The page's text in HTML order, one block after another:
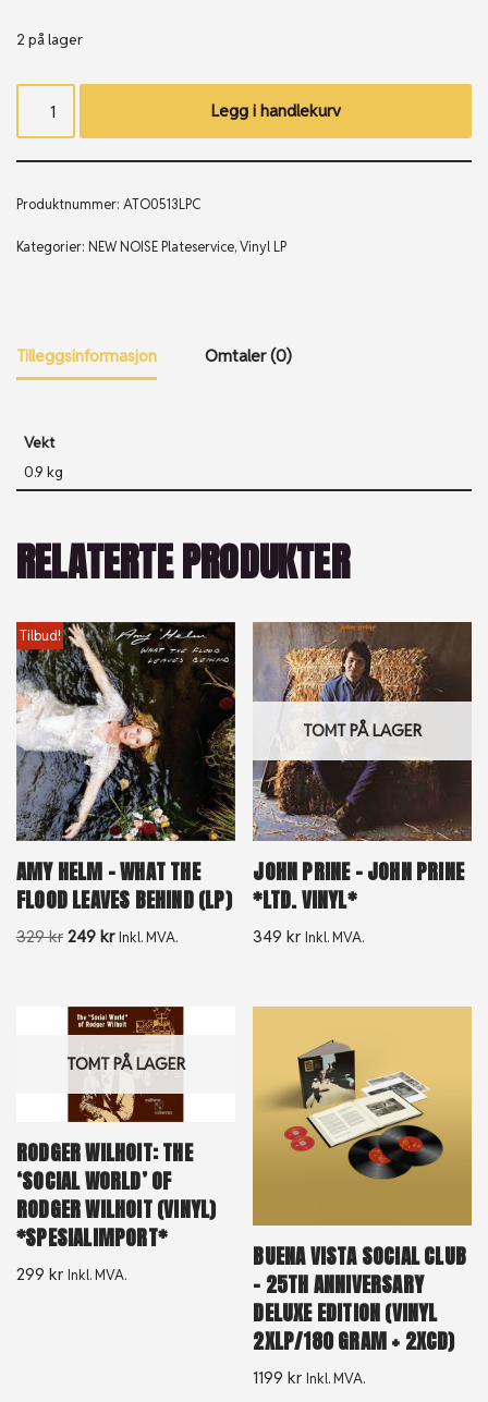
2 på lager
Legg i handlekurv
Produktnummer: ATO0513LPC
Kategorier: NEW NOISE Plateservice,Vinyl LP
Tilleggsinformasjon Omtaler (0)
Vekt
0.9 kg
RELATERTE PRODUKTER
Tilbud!
AMY HELM – WHAT THE
FLOOD LEAVES BEHIND (LP)
329kr 249 kr Inkl. MVA.
TOMT PÅ LAGER
JOHN PRINE – JOHN PRINE
*LTD. VINYL*
349kr Inkl. MVA.
TOMT PÅ LAGER
RODGER WILHOIT: THE
‘SOCIAL WORLD’ OF
RODGER WILHOIT (VINYL)
*SPESIALIMPORT*
299 kr Inkl. MVA.
BUENA VISTA SOCIAL CLUB
– 25TH ANNIVERSARY
DELUXE EDITION (VINYL
2XLP/180 GRAM + 2XCD)
1199kr Inkl. MVA.